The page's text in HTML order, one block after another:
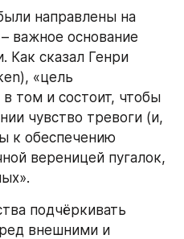
направлены на
важное основание
Как сказал Генри
«цель
том и состоит, чтобы
чувство тревоги (и,
к обеспечению
вереницей пугалок,
подчёркивать
внешними и